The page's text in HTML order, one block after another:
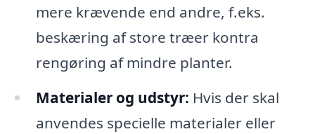
mere krævende end andre, f.eks.
beskæring af store træer kontra
rengøring af mindre planter.
Materialer og udstyr: Hvis der skal
anvendes specielle materialer eller